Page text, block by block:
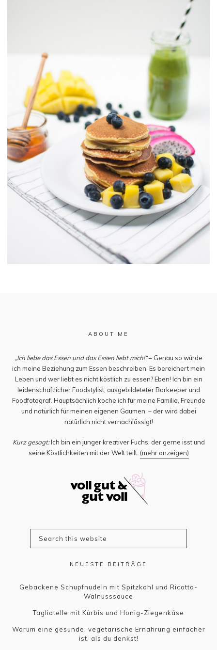
ABOUT ME
„Ich liebe das Essen und das Essen liebt mich!“– Genau so würde
ich meine Beziehung zum Essen beschreiben. Es bereichert mein
Leben und wer liebt es nicht köstlich zu essen? Eben! Ich bin ein
leidenschaftlicher Foodstylist, ausgebildeteter Barkeeper und
Foodfotograf. Hauptsächlich koche ich für meine Familie, Freunde
und natürlich für meinen eigenen Gaumen. – der wird dabei
natürlich nicht vernachlässigt!
Kurz gesagt:Ich bin ein junger kreativer Fuchs, der gerne isst und
seine Köstlichkeiten mit der Welt teilt. (mehr anzeigen)
NEUESTE BEITRÄGE
Gebackene Schupfnudeln mit Spitzkohl und Ricotta-
Walnusssauce
Tagliatelle mit Kürbis und Honig-Ziegenkäse
Warum eine gesunde, vegetarische Ernährung einfacher
ist, als du denkst!